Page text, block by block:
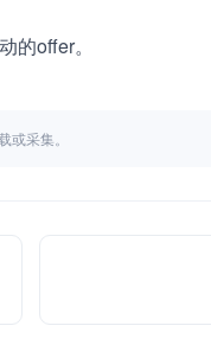
offer。
采集。